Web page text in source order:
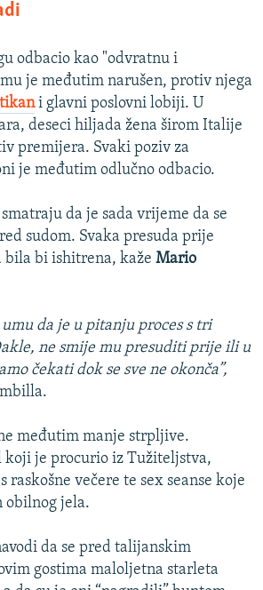
odbacio kao "odvratnu i
je međutim narušen, protiv njega
i glavni poslovni lobiji. U
deseci hiljada žena širom Italije
premijera. Svaki poziv za
je međutim odlučno odbacio.
da je sada vrijeme da se
sudom. Svaka presuda prije
bila bi ishitrena, kaže Mario
da je u pitanju proces s tri
ne smije mu presuditi prije ili u
čekati dok se sve ne okonča”,
međutim manje strpljive.
je procurio iz Tužiteljstva,
raskošne večere te sex seanse koje
obilnog jela.
da se pred talijanskim
gostima maloljetna starleta